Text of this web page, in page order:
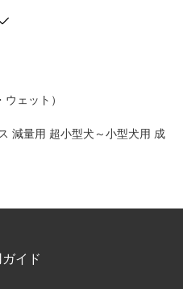
ェット）
減量用 超小型犬～小型犬用 成
イド